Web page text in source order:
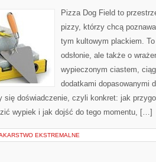
Pizza Dog Field to
pizzy, którzy chcą
tym kultowym plackiem.
odsłonie, ale także o
wypieczonym ciastem,
dodatkami dopasowanymi
się doświadczenie, czyli konkret: jak
wypiek i jak dojść do tego momentu, […]
EKSTREMALNE